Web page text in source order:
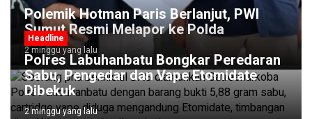
Polemik Hotman Paris Berlanjut, PWI
Sumut Resmi Melapor ke Polda
2 minggu yang lalu
Headline
Polres Labuhanbatu Bongkar Peredaran
Sabu, Pengedar dan Vape Etomidate
Dibekuk
2 minggu yang lalu